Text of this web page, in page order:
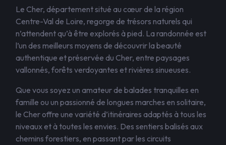
Le Cher, département situé au cœur de la région
Centre-Val de Loire, regorge de trésors naturels qui
n’attendent qu’à être explorés à pied. La randonnée est
l’un des meilleurs moyens de découvrir la beauté
authentique et préservée du Cher, entre paysages
vallonnés, forêts verdoyantes et rivières sinueuses.
Que vous soyez un amateur de balades tranquilles en
famille ou un passionné de longues marches en solitaire,
le Cher offre une variété d’itinéraires adaptés à tous les
niveaux et à toutes les envies. Des sentiers balisés aux
chemins forestiers, en passant par les circuits